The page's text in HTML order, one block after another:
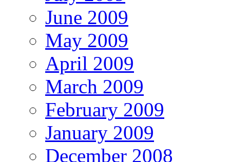
June 2009
May 2009
April 2009
March 2009
February 2009
January 2009
December 2008